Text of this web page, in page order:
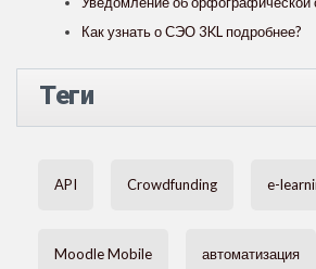
Как узнать о СЭО 3KL подробнее?
Теги
API Crowdfunding e-
Moodle Mobile автоматизация